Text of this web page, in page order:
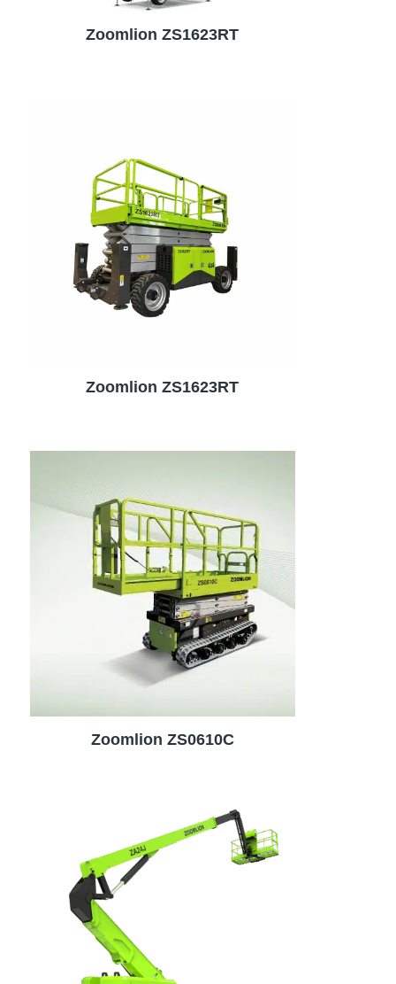
Zoomlion ZS1623RT
Zoomlion ZS1623RT
Zoomlion ZS0610C